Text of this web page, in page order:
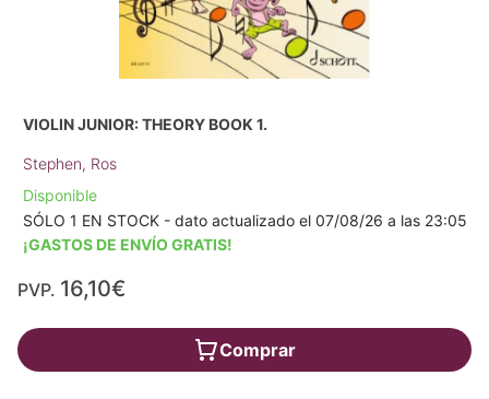
VIOLIN JUNIOR: THEORY BOOK 1.
Stephen, Ros
Disponible
SÓLO 1 EN STOCK - dato actualizado el 07/08/26 a las 23:05
¡GASTOS DE ENVÍO GRATIS!
PVP. 16,10€
Comprar